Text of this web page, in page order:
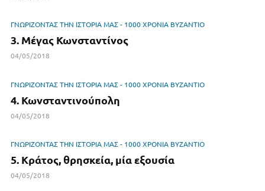
ΓΝΩΡΙΖΟΝΤΑΣ ΤΗΝ ΙΣΤΟΡΙΑ ΜΑΣ - 1000 ΧΡΟΝΙΑ ΒΥΖΑΝΤΙΟ
3. Μέγας Κωνσταντίνος
04/05/2018
ΓΝΩΡΙΖΟΝΤΑΣ ΤΗΝ ΙΣΤΟΡΙΑ ΜΑΣ - 1000 ΧΡΟΝΙΑ ΒΥΖΑΝΤΙΟ
4. Κωνσταντινούπολη
04/05/2018
ΓΝΩΡΙΖΟΝΤΑΣ ΤΗΝ ΙΣΤΟΡΙΑ ΜΑΣ - 1000 ΧΡΟΝΙΑ ΒΥΖΑΝΤΙΟ
5. Κράτος, θρησκεία, μία εξουσία
04/05/2018